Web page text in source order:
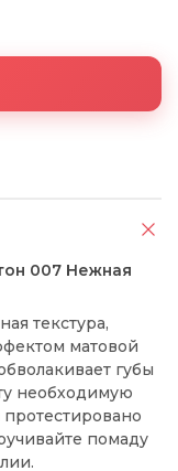
007 Нежная
текстура,
матовой
губы
необходимую
помаду